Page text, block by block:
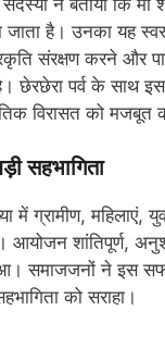
जाता है। उनका यह
संरक्षण करने और
छेरछेरा पर्व के साथ
विरासत को मजबूत
सहभागिता
में ग्रामीण, महिलाएं,
आयोजन शांतिपूर्ण,
समाजजनों ने इस
को सराहा।